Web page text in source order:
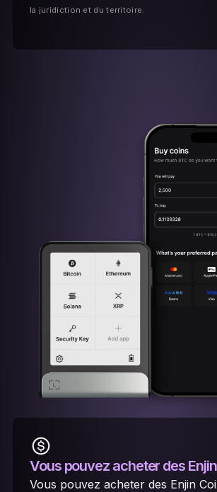
la juridiction et du territoire.
Vous pouvez acheter des
Vous pouvez acheter des Enjin